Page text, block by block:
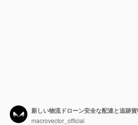
新しい物流ドローン安全な配達と追跡
macrovector_official